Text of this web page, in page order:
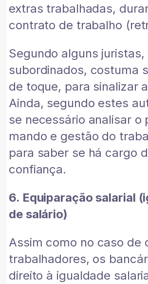
extras trabalhadas,
contrato de trabalho
Segundo alguns
subordinados, costuma
de toque, para sinalizar
Ainda, segundo estes
se necessário analisar o
mando e gestão do
para saber se há cargo
confiança.
6. Equiparação salarial
de salário)
Assim como no caso de
trabalhadores, os
direito à igualdade